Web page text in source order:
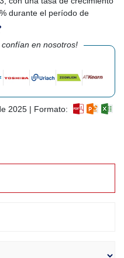
durante el período de
en nosotros!
2025 | Formato: